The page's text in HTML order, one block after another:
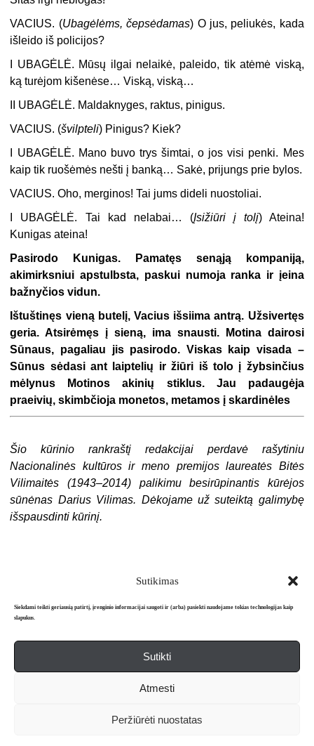
Sutikimas
Siekdami teikti geriausią patirtį, įrenginio informacijai saugoti ir (arba) pasiekti naudojame tokias technologijas kaip
slapukus.
Sutikti
Atmesti
Peržiūrėti nuostatas
VACIUS. (Ubagėlėms, čepsėdamas) O jus, peliukės, kada
išleido iš policijos?
I UBAGĖLĖ. Mūsų ilgai nelaikė, paleido, tik atėmė viską,
ką turėjom kišenėse… Viską, viską…
I UBAGĖLĖ. Maldaknyges, raktus, pinigus.
VACIUS. (švilpteli) Pinigus? Kiek?
I UBAGĖLĖ. Mano buvo trys šimtai, o jos visi penki. Mes
kaip tik ruošėmės nešti į banką… Sakė, prijungs prie bylos.
VACIUS. Oho, merginos! Tai jums dideli nuostoliai.
I UBAGĖLĖ.
Tai kad nelabai… (Įsižiūri į tolį) Ateina!
Kunigas ateina!
Pasirodo Kunigas. Pamatęs senąją kompaniją,
akimirksniui apstulbsta, paskui numoja ranka ir įeina
bažnyčios vidun.
Ištuštinęs vieną butelį, Vacius išsiima antrą. Užsivertęs
geria. Atsirėmęs į sieną, ima snausti. Motina dairosi
Sūnaus, pagaliau jis pasirodo. Viskas kaip visada –
Sūnus sėdasi ant laiptelių ir žiūri iš tolo į žybsinčius
mėlynus Motinos akinių stiklus. Jau padaugėja
praeivių, skimbčioja monetos, metamos į skardinėles
Šio kūrinio rankraštį redakcijai perdavė rašytiniu
Nacionalinės kultūros ir meno premijos laureatės Bitės
Vilimaitės (1943–2014) palikimu besirūpinantis kūrėjos
sūnėnas Darius Vilimas. Dėkojame už suteiktą galimybę
išspausdinti kūrinį.